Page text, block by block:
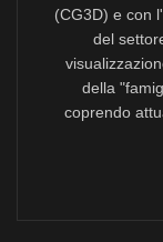
(CG3D) e con
del
della
coprendo